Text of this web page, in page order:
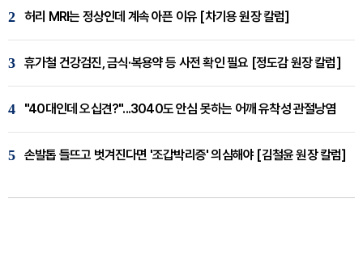
2 허리 MRI는 정상인데 계속 아픈 이유 [차기용 원장 칼럼]
3 휴가철 건강검진, 금식·복용약 등 사전 확인 필요 [정도감 원장 칼럼]
4 "40대인데 오십견?"...3040도 안심 못하는 어깨 유착성 관절낭염
5 손발톱 들뜨고 벗겨진다면 '조갑박리증' 의심해야 [김철윤 원장 칼럼]